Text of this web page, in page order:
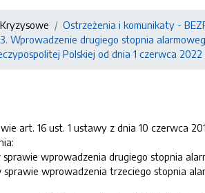
Ostrzeżenia i komunikaty -
Wprowadzenie drugiego stopnia
Polskiej od dnia 1 czerwca
art. 16 ust. 1 ustawy z dnia 10 czerwca
sprawie wprowadzenia drugiego stopnia
wprowadzenia trzeciego stopnia